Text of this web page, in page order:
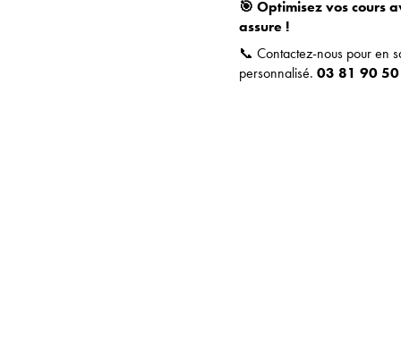
AquaFit Pro Pack
🎯 Optimisez vos cours
assure !
📞 Contactez-nous pour en
personnalisé. 03 81 90